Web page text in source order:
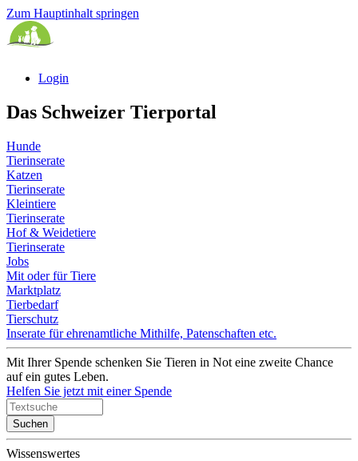
Zum Hauptinhalt springen
Login
Das Schweizer Tierportal
Hunde
Tierinserate
Katzen
Tierinserate
Kleintiere
Tierinserate
Hof & Weidetiere
Tierinserate
Jobs
Mit oder für Tiere
Marktplatz
Tierbedarf
Tierschutz
Inserate für ehrenamtliche Mithilfe, Patenschaften etc.
Mit Ihrer Spende schenken Sie Tieren in Not eine zweite Chance
auf ein gutes Leben.
Helfen Sie jetzt mit einer Spende
Suchen
Wissenswertes